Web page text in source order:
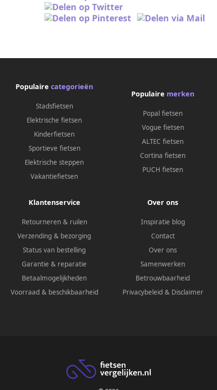
Populaire categorieën
Stadsfietsen
Elektrische fietsen
Kinderfietsen
Sportieve fietsen
Elektrische steppen
Vakantiefietsen
Populaire merken
Popal fietsen
Vogue fietsen
ALTEC fietsen
Cortina fietsen
PUCH fietsen
Klantenservice
Retourneren & ruilen
Verzending & bezorging
Status van bestelling
Garantie & reparatie
Betaalmogelijkheden
Voorraad & beschikbaarheid
Over ons
Inspiratie blog
Contact
Over ons
Samenwerken
Betrouwbaarheid
Privacybeleid & Disclaimer